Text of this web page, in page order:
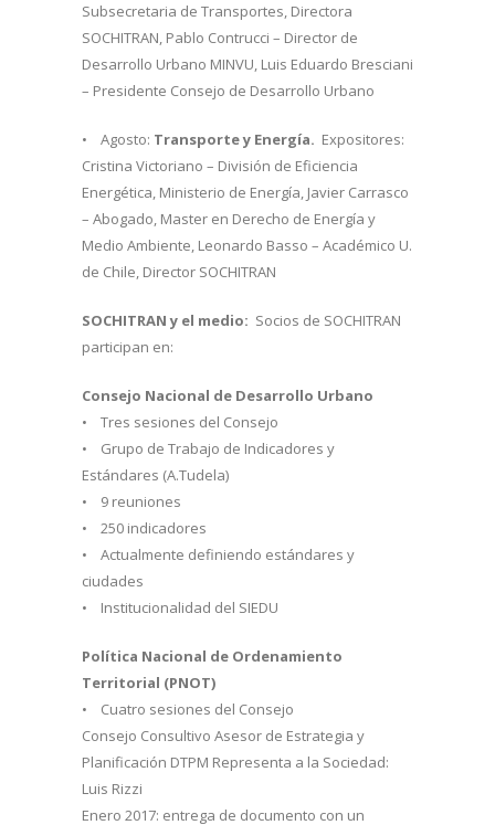
Subsecretaria de Transportes, Directora
SOCHITRAN, Pablo Contrucci – Director de
Desarrollo Urbano MINVU, Luis Eduardo Bresciani
– Presidente Consejo de Desarrollo Urbano
• Agosto: Transporte y Energía. Expositores:
Cristina Victoriano – División de Eficiencia
Energética, Ministerio de Energía, Javier Carrasco
– Abogado, Master en Derecho de Energía y
Medio Ambiente, Leonardo Basso – Académico U.
de Chile, Director SOCHITRAN
SOCHITRAN y el medio: Socios de SOCHITRAN
participan en:
Consejo Nacional de Desarrollo Urbano
• Tres sesiones del Consejo
• Grupo de Trabajo de Indicadores y
Estándares (A.Tudela)
• 9 reuniones
• 250 indicadores
• Actualmente definiendo estándares y
ciudades
• Institucionalidad del SIEDU
Política Nacional de Ordenamiento
Territorial (PNOT)
• Cuatro sesiones del Consejo
Consejo Consultivo Asesor de Estrategia y
Planificación DTPM Representa a la Sociedad:
Luis Rizzi
Enero 2017: entrega de documento con un